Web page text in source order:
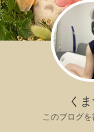
く
このブログ